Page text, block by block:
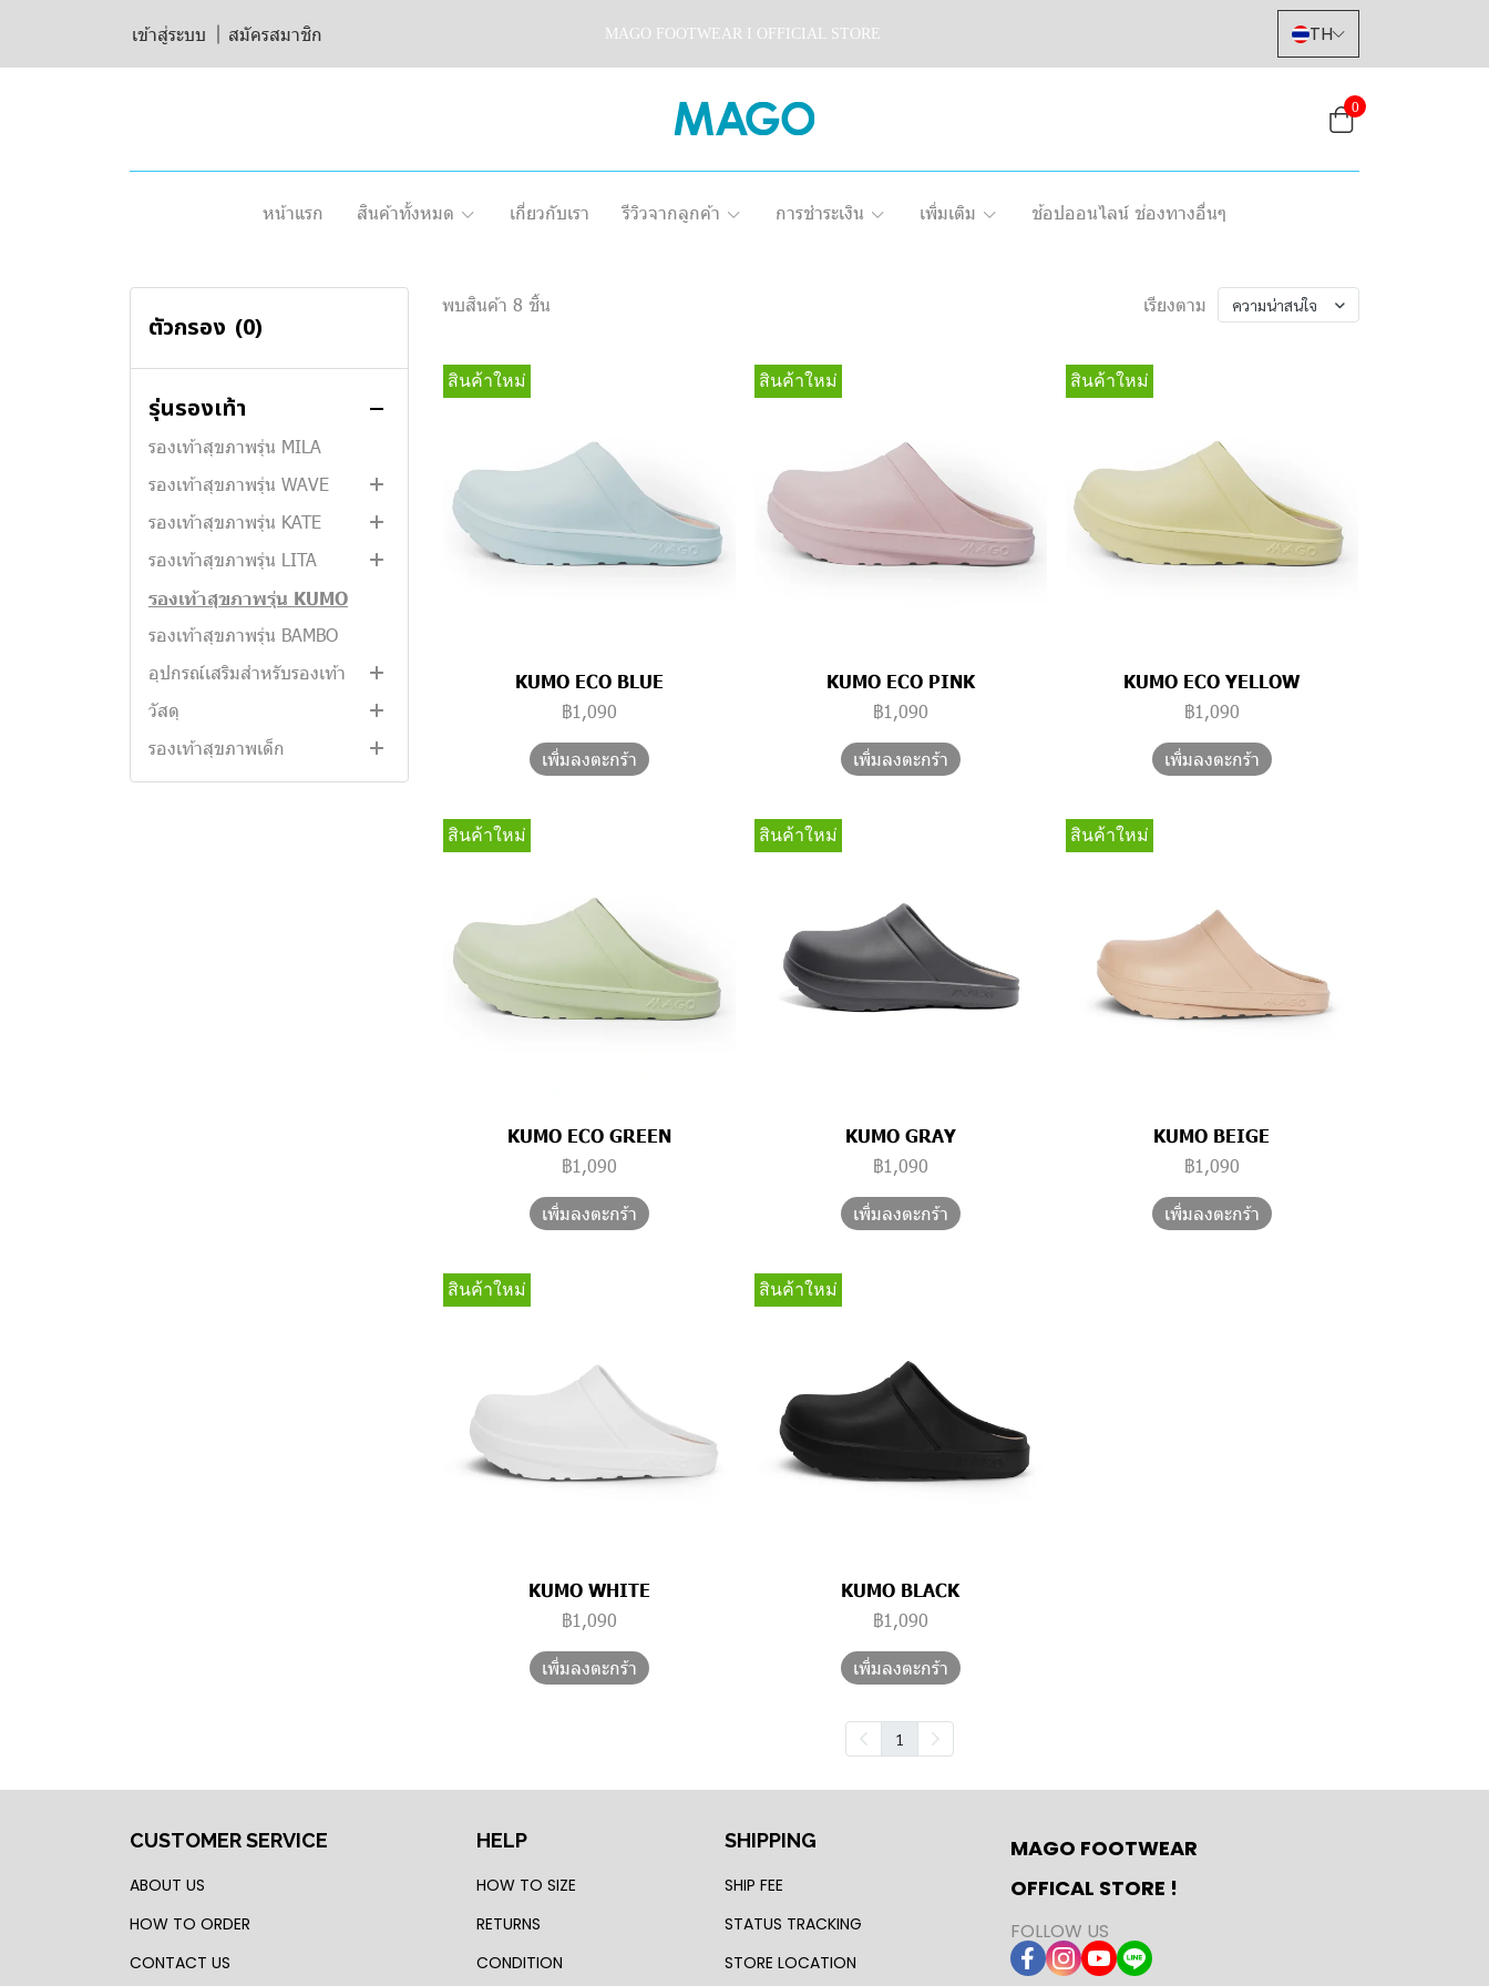
เข้าสู่ระบบ สมัครสมาชิก MAGO FOOTWEAR I OFFICIAL STORE TH
0
หน้าแรก สินค้าทั้งหมด เกี่ยวกับเรา รีวิวจากลูกค้า การชำระเงิน เพิ่มเติม ช้อปออนไลน์ ช่องทางอื่นๆ
ตัวกรอง (0)
รุ่นรองเท้า
รองเท้าสุขภาพรุ่น WABI
รองเท้าสุขภาพรุ่น CRUVE
รองเท้าสุขภาพรุ่น MG777
รองเท้าสุขภาพรุ่น MONICA
รองเท้าสุขภาพรุ่น RINA
รองเท้าสุขภาพรุ่น MILA
รองเท้าสุขภาพรุ่น WAVE
รองเท้าสุขภาพรุ่น WAVE FLIP
รองเท้าสุขภาพรุ่น WAVE
SLIDE
รองเท้าสุขภาพรุ่น KATE
รองเท้าสุขภาพรุ่น KATE
WALKSTAR
รองเท้าสุขภาพรุ่น LITA
รองเท้าสุขภาพรุ่น LITA
WALKSTAR
รองเท้าสุขภาพรุ่น KUMO
รองเท้าสุขภาพรุ่น BAMBO
อุปกรณ์เสริมสำหรับรองเท้า
MAGO POPZ
วัสดุ
EVA
หนังแท้
รองเท้าสุขภาพเด็ก
แบบสายคาดหลัง
รองเท้าสุขภาพหญิง
พบสินค้า 8 ชิ้น เรียงตาม ความน่าสนใจ
สินค้าใหม่
KUMO ECO BLUE
฿1,090
เพิ่มลงตะกร้า
สินค้าใหม่
KUMO ECO PINK
฿1,090
เพิ่มลงตะกร้า
สินค้าใหม่
KUMO ECO YELLOW
฿1,090
เพิ่มลงตะกร้า
สินค้าใหม่
KUMO ECO GREEN
฿1,090
เพิ่มลงตะกร้า
สินค้าใหม่
KUMO GRAY
฿1,090
เพิ่มลงตะกร้า
สินค้าใหม่
KUMO BEIGE
฿1,090
เพิ่มลงตะกร้า
สินค้าใหม่
KUMO WHITE
฿1,090
เพิ่มลงตะกร้า
สินค้าใหม่
KUMO BLACK
฿1,090
เพิ่มลงตะกร้า
1
CUSTOMER SERVICE
ABOUT US
HOW TO ORDER
CONTACT US
HELP
HOW TO SIZE
RETURNS
CONDITION
SHIPPING
SHIP FEE
STATUS TRACKING
STORE LOCATION
MAGO FOOTWEAR
OFFICAL STORE !
FOLLOW US